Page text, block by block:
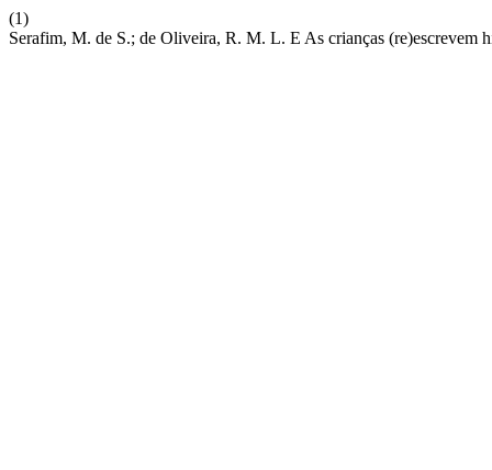
(1)
Serafim, M. de S.; de Oliveira, R. M. L. E As crianças